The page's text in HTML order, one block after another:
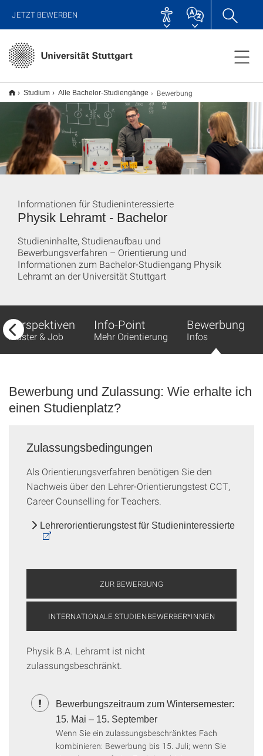
JETZT BEWERBEN
Studium Alle Bachelor-Studiengänge Bewerbung
Physik Lehramt - Bachelor
Informationen für Studieninteressierte
Studieninhalte, Studienaufbau und
Bewerbungsverfahren – Orientierung und
Informationen zum Bachelor-Studiengang Physik
Lehramt an der Universität Stuttgart
Perspektiven
Master & Job
Info-Point
Mehr Orientierung
Bewerbung
Infos
Bewerbung und Zulassung: Wie erhalte ich
einen Studienplatz?
Zulassungsbedingungen
Als Orientierungsverfahren benötigen Sie den
Nachweis über den Lehrer-Orientierungstest CCT,
Career Counselling for Teachers.
Lehrerorientierungstest für Studieninteressierte
ZUR BEWERBUNG
INTERNATIONALE STUDIENBEWERBER*INNEN
Physik B.A. Lehramt ist nicht
zulassungsbeschränkt.
Bewerbungszeitraum zum Wintersemester:
15. Mai – 15. September
Wenn Sie ein zulassungsbeschränktes Fach
kombinieren: Bewerbung bis 15. Juli; wenn Sie